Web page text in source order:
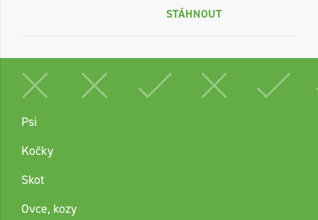
STÁHNOUT
Psi
Kočky
Skot
Ovce, kozy